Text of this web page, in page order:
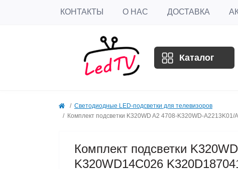
КОНТАКТЫ О НАС ДОСТАВКА
Каталог
Светодиодные LED-подсветки для телевизоров
Комплект подсветки K320WD A2 4708-K320WD-
Комплект подсветки
K320WD14C026